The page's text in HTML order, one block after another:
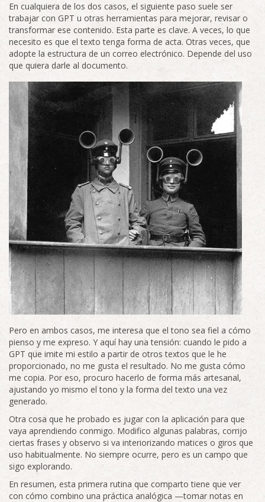
En cualquiera de los dos casos, el siguiente paso suele ser
trabajar con GPT u otras herramientas para mejorar, revisar o
transformar ese contenido. Esta parte es clave. A veces, lo que
necesito es que el texto tenga forma de acta. Otras veces, que
adopte la estructura de un correo electrónico. Depende del uso
que quiera darle al documento.
Pero en ambos casos, me interesa que el tono sea fiel a cómo
pienso y me expreso. Y aquí hay una tensión: cuando le pido a
GPT que imite mi estilo a partir de otros textos que le he
proporcionado, no me gusta el resultado. No me gusta cómo
me copia. Por eso, procuro hacerlo de forma más artesanal,
ajustando yo mismo el tono y la forma del texto una vez
generado.
Otra cosa que he probado es jugar con la aplicación para que
vaya aprendiendo conmigo. Modifico algunas palabras, corrijo
ciertas frases y observo si va interiorizando matices o giros que
uso habitualmente. No siempre ocurre, pero es un campo que
sigo explorando.
En resumen, esta primera rutina que comparto tiene que ver
con cómo combino una práctica analógica —tomar notas en